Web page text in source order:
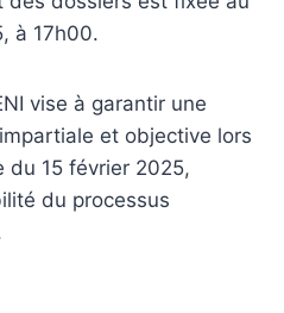
à 17h00.
vise à garantir une
et objective lors
du 15 février 2025,
du processus